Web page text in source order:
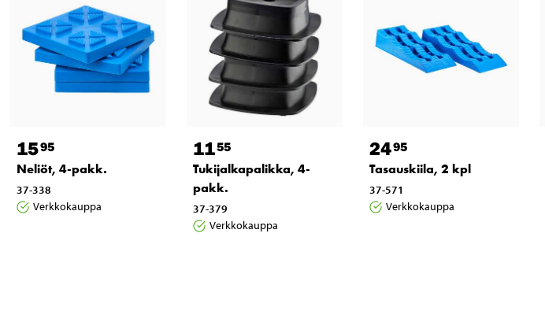
1595
Neliöt, 4-pakk.
37-338
Verkkokauppa
1155
Tukijalkapalikka, 4-
pakk.
37-379
Verkkokauppa
2495
Tasauskiila, 2 kpl
37-571
Verkkokauppa